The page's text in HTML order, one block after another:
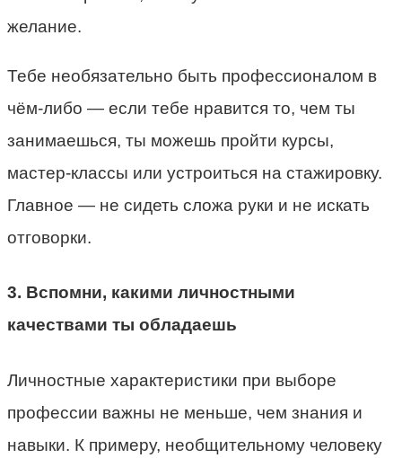
желание.
Тебе необязательно быть профессионалом в
чём-либо — если тебе нравится то, чем ты
занимаешься, ты можешь пройти курсы,
мастер-классы или устроиться на стажировку.
Главное — не сидеть сложа руки и не искать
отговорки.
3. Вспомни, какими личностными
качествами ты обладаешь
Личностные характеристики при выборе
профессии важны не меньше, чем знания и
навыки. К примеру, необщительному человеку